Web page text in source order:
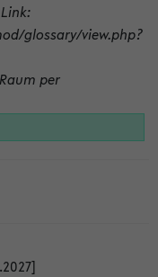
glossary/view.php?
per